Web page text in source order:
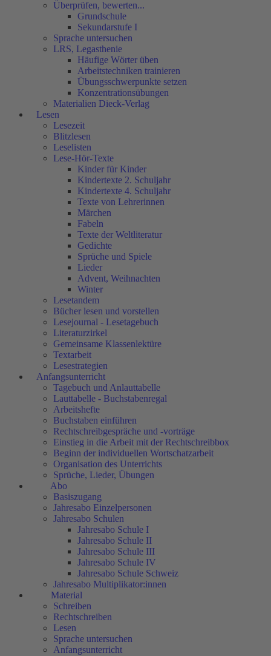
Überprüfen, bewerten...
Grundschule
Sekundarstufe I
Sprache untersuchen
LRS, Legasthenie
Häufige Wörter üben
Arbeitstechniken trainieren
Übungsschwerpunkte setzen
Konzentrationsübungen
Materialien Dieck-Verlag
Lesen
Lesezeit
Blitzlesen
Leselisten
Lese-Hör-Texte
Kinder für Kinder
Kindertexte 2. Schuljahr
Kindertexte 4. Schuljahr
Texte von Lehrerinnen
Märchen
Fabeln
Texte der Weltliteratur
Gedichte
Sprüche und Spiele
Lieder
Advent, Weihnachten
Winter
Lesetandem
Bücher lesen und vorstellen
Lesejournal - Lesetagebuch
Literaturzirkel
Gemeinsame Klassenlektüre
Textarbeit
Lesestrategien
Anfangsunterricht
Tagebuch und Anlauttabelle
Lauttabelle - Buchstabenregal
Arbeitshefte
Buchstaben einführen
Rechtschreibgespräche und -vorträge
Einstieg in die Arbeit mit der Rechtschreibbox
Beginn der individuellen Wortschatzarbeit
Organisation des Unterrichts
Sprüche, Lieder, Übungen
Abo
Basiszugang
Jahresabo Einzelpersonen
Jahresabo Schulen
Jahresabo Schule I
Jahresabo Schule II
Jahresabo Schule III
Jahresabo Schule IV
Jahresabo Schule Schweiz
Jahresabo Multiplikator:innen
Material
Schreiben
Rechtschreiben
Lesen
Sprache untersuchen
Anfangsunterricht